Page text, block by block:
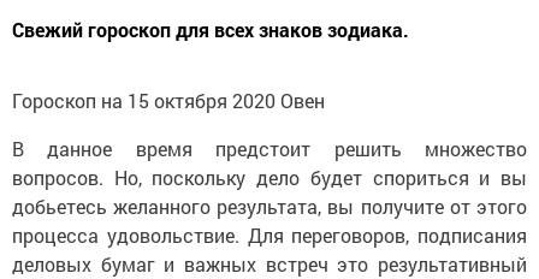
Свежий гороскоп для всех знаков зодиака.
Гороскоп на 15 октября 2020 Овен
В данное время предстоит решить множество
вопросов. Но, поскольку дело будет спориться и вы
добьетесь желанного результата, вы получите от этого
процесса удовольствие. Для переговоров, подписания
деловых бумаг и важных встреч это результативный